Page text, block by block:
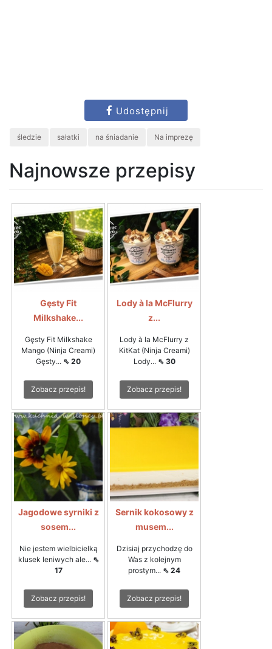
Udostępnij
śledzie sałatki na śniadanie Na imprezę
Najnowsze przepisy
Gęsty Fit
Milkshake...
Gęsty Fit Milkshake
Mango (Ninja Creami)
Gęsty... ⇖ 20
Zobacz przepis!
Lody à la McFlurry
z...
Lody à la McFlurry z
KitKat (Ninja Creami)
Lody... ⇖ 30
Zobacz przepis!
Jagodowe syrniki z
sosem...
Nie jestem wielbicielką
klusek leniwych ale... ⇖
17
Zobacz przepis!
Sernik kokosowy z
musem...
Dzisiaj przychodzę do
Was z kolejnym
prostym... ⇖ 24
Zobacz przepis!